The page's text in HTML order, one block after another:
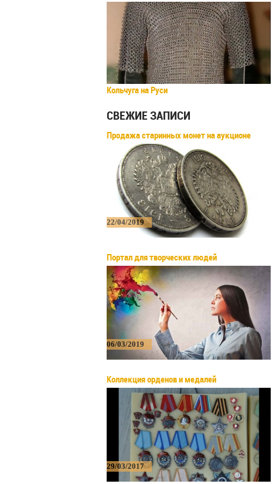
Кольчуга на Руси
СВЕЖИЕ ЗАПИСИ
Продажа старинных монет на аукционе
22/04/2019
Портал для творческих людей
06/03/2019
Коллекция орденов и медалей
29/03/2017